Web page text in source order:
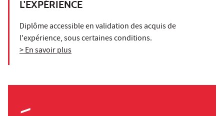
L'EXPÉRIENCE
Diplôme accessible en validation des acquis de
l'expérience, sous certaines conditions.
> En savoir plus